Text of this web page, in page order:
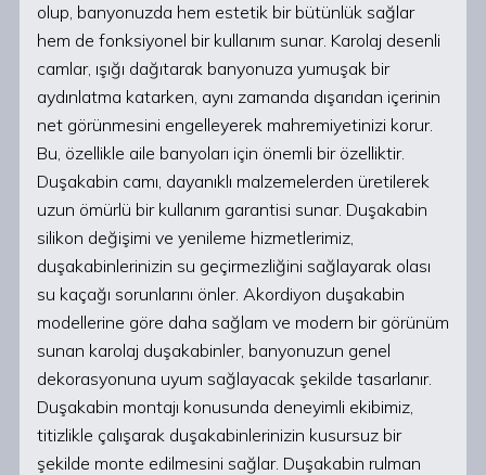
olup, banyonuzda hem estetik bir bütünlük sağlar
hem de fonksiyonel bir kullanım sunar. Karolaj desenli
camlar, ışığı dağıtarak banyonuza yumuşak bir
aydınlatma katarken, aynı zamanda dışarıdan içerinin
net görünmesini engelleyerek mahremiyetinizi korur.
Bu, özellikle aile banyoları için önemli bir özelliktir.
Duşakabin camı, dayanıklı malzemelerden üretilerek
uzun ömürlü bir kullanım garantisi sunar. Duşakabin
silikon değişimi ve yenileme hizmetlerimiz,
duşakabinlerinizin su geçirmezliğini sağlayarak olası
su kaçağı sorunlarını önler. Akordiyon duşakabin
modellerine göre daha sağlam ve modern bir görünüm
sunan karolaj duşakabinler, banyonuzun genel
dekorasyonuna uyum sağlayacak şekilde tasarlanır.
Duşakabin montajı konusunda deneyimli ekibimiz,
titizlikle çalışarak duşakabinlerinizin kusursuz bir
şekilde monte edilmesini sağlar. Duşakabin rulman